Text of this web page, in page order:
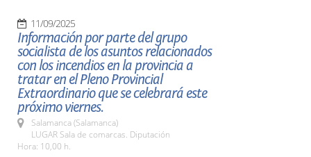
11/09/2025
Información por parte del grupo
socialista de los asuntos relacionados
con los incendios en la provincia a
tratar en el Pleno Provincial
Extraordinario que se celebrará este
próximo viernes.
Salamanca (Salamanca)
LUGAR Sala de comarcas. Diputación
Hora: 10,00 h.